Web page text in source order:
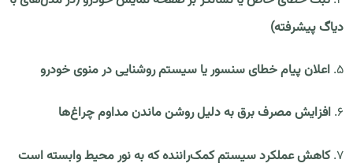
دیاگ پیشرفته)
۵. اعلان پیام خطای سنسور یا سیستم روشنایی در منوی خودرو
۶. افزایش مصرف برق به دلیل روشن ماندن مداوم چراغ‌ها
۷. کاهش عملکرد سیستم کمک‌راننده که به نور محیط وابسته است